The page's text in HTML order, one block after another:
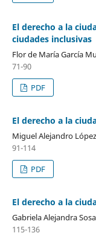
El derecho a la
ciudades inclusivas
Flor de María García
71-90
PDF
El derecho a la
Miguel Alejandro
91-114
PDF
El derecho a la
Gabriela Alejandra
115-136